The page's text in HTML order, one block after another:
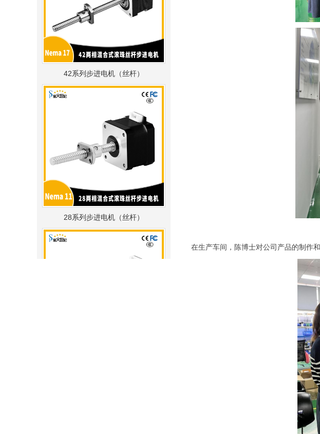
42系列步进电机（丝杆）
28系列步进电机（丝杆）
在生产车间，陈博士对公司产品的制作